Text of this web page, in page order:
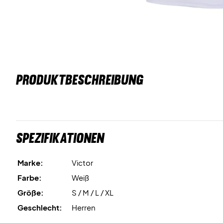
PRODUKTBESCHREIBUNG
Spezifikationen
Marke:
Victor
Farbe:
Weiß
Größe:
S / M / L / XL
Geschlecht:
Herren